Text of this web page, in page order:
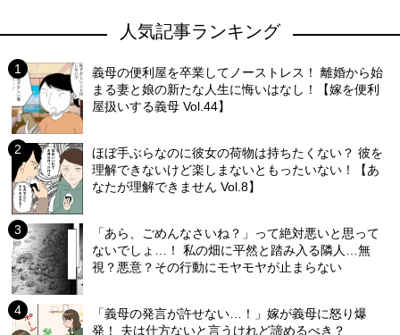
人気記事ランキング
義母の便利屋を卒業してノーストレス！ 離婚から始
まる妻と娘の新たな人生に悔いはなし！【嫁を便利
屋扱いする義母 Vol.44】
ほぼ手ぶらなのに彼女の荷物は持ちたくない？ 彼を
理解できないけど楽しまないともったいない！【あ
なたが理解できません Vol.8】
「あら、ごめんなさいね？」って絶対悪いと思って
ないでしょ…！ 私の畑に平然と踏み入る隣人…無
視？悪意？その行動にモヤモヤが止まらない
「義母の発言が許せない…！」嫁が義母に怒り爆
発！ 夫は仕方ないと言うけれど諦めるべき？